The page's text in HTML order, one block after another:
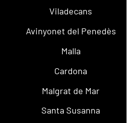
Viladecans
Avinyonet del Penedès
Malla
Cardona
Malgrat de Mar
Santa Susanna